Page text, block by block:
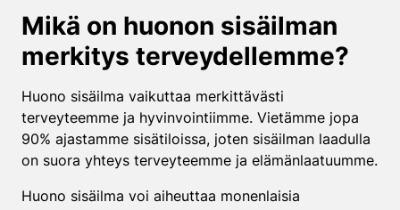
Mikä on huonon sisäilman
merkitys terveydellemme?
Huono sisäilma vaikuttaa merkittävästi
terveyteemme ja hyvinvointiimme. Vietämme jopa
90% ajastamme sisätiloissa, joten sisäilman laadulla
on suora yhteys terveyteemme ja elämänlaatuumme.
Huono sisäilma voi aiheuttaa monenlaisia